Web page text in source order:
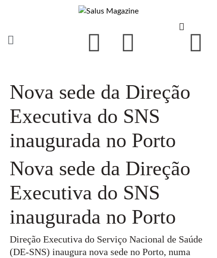
Nova sede da Direção
Executiva do SNS
inaugurada no Porto
Nova sede da Direção
Executiva do SNS
inaugurada no Porto
Direção Executiva do Serviço Nacional de Saúde
(DE-SNS) inaugura nova sede no Porto, numa